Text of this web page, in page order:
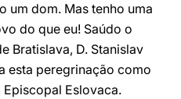
um dom. Mas tenho uma
do que eu! Saúdo o
Bratislava, D. Stanislav
esta peregrinação como
Eslovaca.